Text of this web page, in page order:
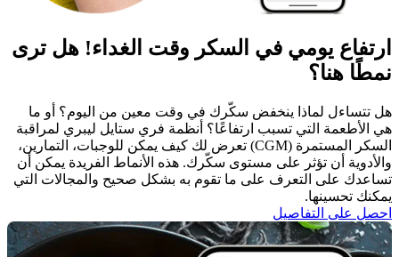
ارتفاع يومي في السكر وقت الغداء! هل ترى
نمطًا هنا؟
هل تتساءل لماذا ينخفض سكّرك في وقت معين من اليوم؟ أو ما
هي الأطعمة التي تسبب ارتفاعًا؟ أنظمة فري ستايل ليبري لمراقبة
السكر المستمرة (CGM) تعرض لك كيف يمكن للوجبات، التمارين،
والأدوية أن تؤثر على مستوى سكّرك. هذه الأنماط الفريدة يمكن أن
تساعدك على التعرف على ما تقوم به بشكل صحيح والمجالات التي
يمكنك تحسينها.
احصل على التفاصيل